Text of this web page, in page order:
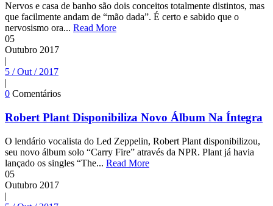
Nervos e casa de banho são dois conceitos totalmente distintos, mas
que facilmente andam de “mão dada”. É certo e sabido que o
nervosismo ora... Read More
05
Outubro 2017
|
5 / Out / 2017
|
0 Comentários
Robert Plant Disponibiliza Novo Álbum Na Íntegra
O lendário vocalista do Led Zeppelin, Robert Plant disponibilizou,
seu novo álbum solo “Carry Fire” através da NPR. Plant já havia
lançado os singles “The... Read More
05
Outubro 2017
|